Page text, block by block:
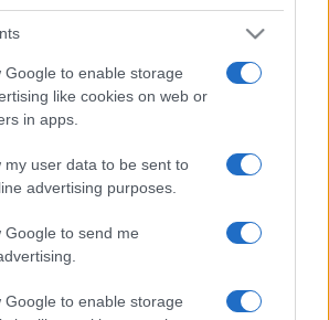
Google to enable storage
like cookies on web or
in apps.
my user data to be sent to
advertising purposes.
Google to send me
Google to enable storage
az érdeklődők, amelyek Vasarely
magyar fotográfia mellett
a Külgazdasági és Külügyminisztérium